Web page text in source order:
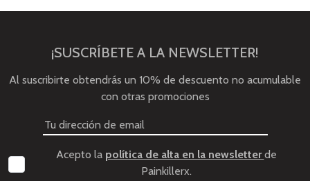
¡SUSCRÍBETE A LA NEWSLETTER!
Al suscribirte obtendrás un 10% de descuento no acumulable
con otras promociones
Acepto la política de alta en la newsletterde
Painkillerx.